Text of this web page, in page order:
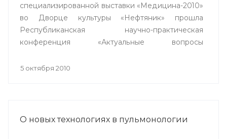
специализированной выставки «Медицина-2010»
во Дворце культуры «Нефтяник» прошла
Республиканская научно-практическая
конференция «Актуальные вопросы
5 октября 2010
О новых технологиях в пульмонологии